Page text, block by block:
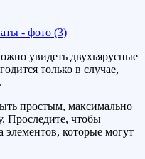
увидеть двухъярусные
только в случае,
простым, максимально
Проследите, чтобы
элементов, которые могут